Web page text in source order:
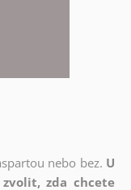
nebo bez. U
zda chcete